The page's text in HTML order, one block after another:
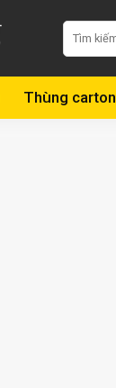
Tìm
kiếm:
Thùng carton